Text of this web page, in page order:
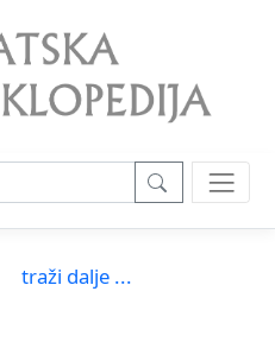
traži dalje ...